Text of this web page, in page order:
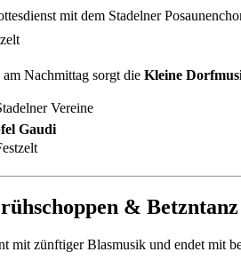
mit dem Stadelner
Nachmittag sorgt die Kleine
Vereine
Gaudi
& Betzntanz
mit zünftiger Blasmusik und endet mit